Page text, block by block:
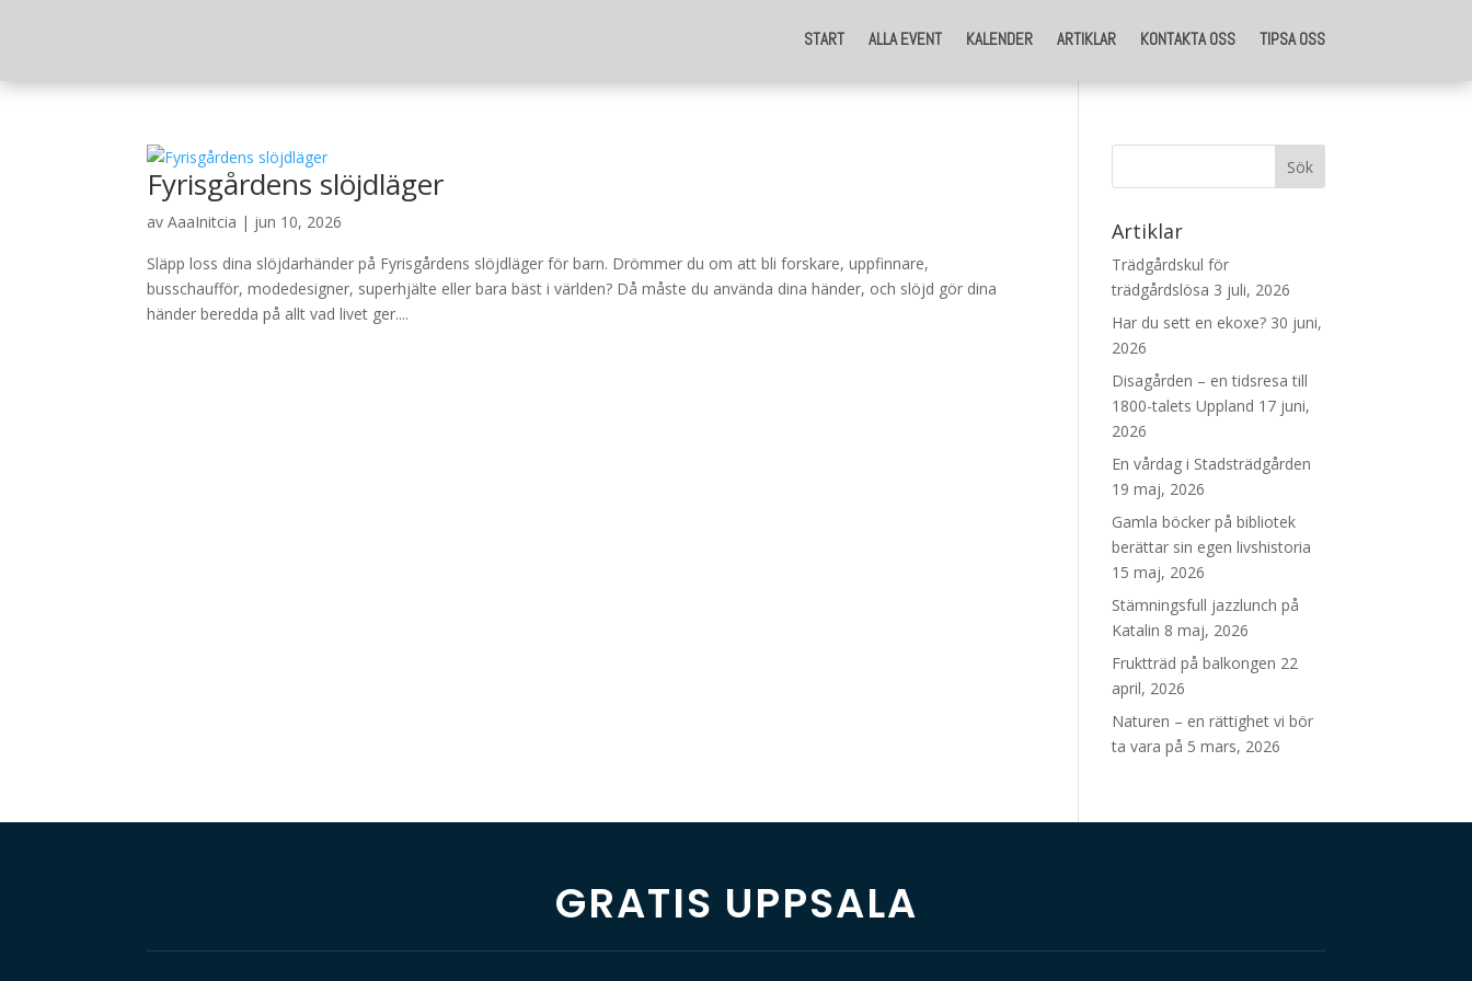
START ALLA EVENT KALENDER ARTIKLAR KONTAKTA OSS TIPSA OSS
Fyrisgårdens slöjdläger
avAaaInitcia | jun 10, 2026
Släpp loss dina slöjdarhänder på Fyrisgårdens slöjdläger för barn. Drömmer du om att bli forskare, uppfinnare,
busschaufför, modedesigner, superhjälte eller bara bäst i världen? Då måste du använda dina händer, och slöjd gör dina
händer beredda på allt vad livet ger....
Artiklar
Trädgårdskul för
trädgårdslösa 3 juli, 2026
Har du sett en ekoxe? 30 juni,
2026
Disagården – en tidsresa till
1800-talets Uppland 17 juni,
2026
En vårdag i Stadsträdgården
19 maj, 2026
Gamla böcker på bibliotek
berättar sin egen livshistoria
15 maj, 2026
Stämningsfull jazzlunch på
Katalin 8 maj, 2026
Fruktträd på balkongen 22
april, 2026
Naturen – en rättighet vi bör
ta vara på 5 mars, 2026
GRATIS UPPSALA